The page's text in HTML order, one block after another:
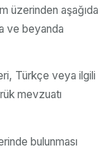
üzerinden aşağıda
ve beyanda
Türkçe veya ilgili
mevzuatı
bulunması